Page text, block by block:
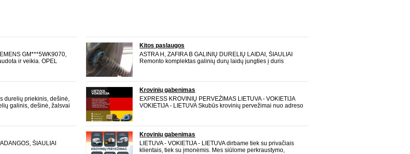
GM***5WK9070,
ir veikia. OPEL
durelių priekinis, dešinė,
galinis, dešinė, žalsvai
ŠIAULIAI
Kitos paslaugos
ASTRA H, ZAFIRA B GALINIŲ DURELIŲ LAIDAI, ŠIAULIAI
Remonto komplektas galinių durų laidų jungties į duris
laidų sujungėjai termovamzdeliai R
Krovinių gabenimas
EXPRESS KROVINIŲ PERVEŽIMAS LIETUVA - VOKIETIJA
VOKIETIJA - LIETUVA Skubūs krovinių pervežimai nuo adreso
Express krovinių pe
Krovinių gabenimas
LIETUVA - VOKIETIJA - LIETUVA dirbame tiek su privačiais
klientais, tiek su įmonėmis. Mes siūlome perkraustymo,